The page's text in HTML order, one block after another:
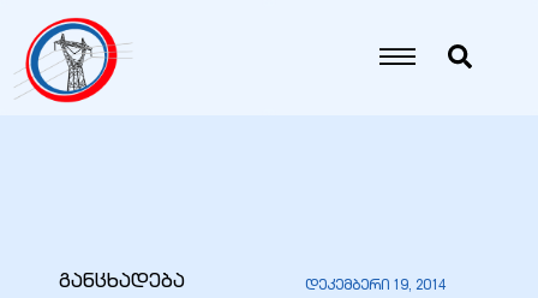
განცხადება დეკემბერი 19, 2014